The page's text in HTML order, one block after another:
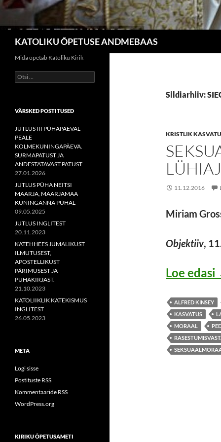
KATOLIKU ÕPETUSE ANDMEBAAS
Sildiarhiiv:
KRISTLIK
11.12.2016
Miriam
Objektiiv,
Loe edasi
ALFRED KINSEY
KASVATUS
MORAAL
Mida õpetab Katoliku Kirik
Otsi:
VÄRSKED POSTITUSED
JUTLUS III PÜHAPÄEVAL
PEALE
KOLMEKUNINGAPÄEVA.
SURMAPATUST JA
ANDESTATAVAST PATUST
27.01.2026
JUTLUS PÜHA NEITSI
MAARJA, MAARJAMAA
KUNINGANNA PÜHAL
09.05.2025
JUTLUS INGLITEST
20.11.2023
KATEHHEES JUMALIKUST
ILMUTUSEST,
APOSTELLIKUST
PÄRIMUSEST JA
PÜHAKIRJAST.
21.10.2023
KATOLIIKLIK KATEKISMUS
INGLITEST
26.05.2023
META
Logi sisse
Postituste RSS
Kommentaaride RSS
WordPress.org
KIRIKU ÕPETUSAMETI